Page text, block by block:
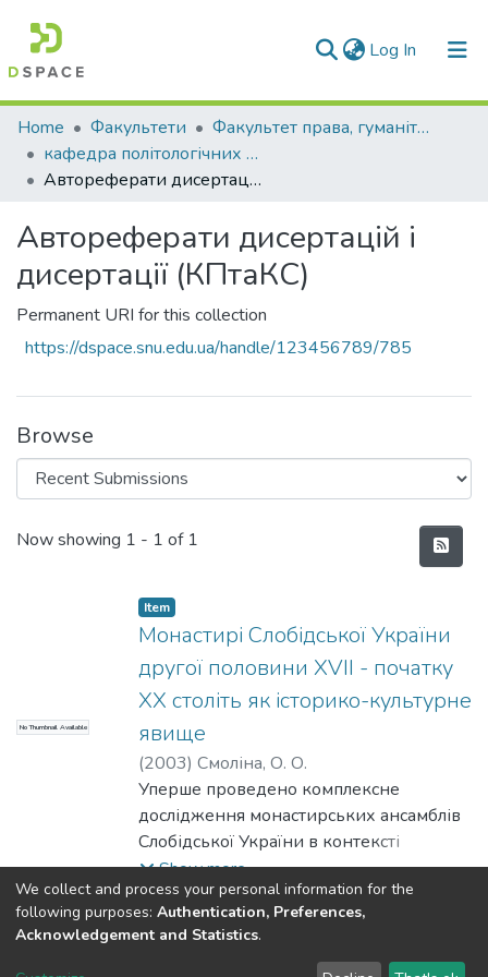
Log In (current)
Communities & Collections
All of DSpace
Home Факультети
Факультет права, гуманітарних і соціальних наук
кафедра політологічних та культурологічних студій
Автореферати дисертацій і дисертації (КПтаКС)
Автореферати дисертацій і
дисертації (КПтаКС)
Permanent URI for this collection
https://dspace.snu.edu.ua/handle/123456789/785
Browse
Recent Submissions
Now showing 1 - 1 of 1
No Thumbnail Available
Item
Монастирі Слобідської України
другої половини XVII - початку
XX століть як історико-культурне
явище
(2003) Смоліна, О. О.
Уперше проведено комплексне
дослідження монастирських ансамблів
Слобідської України в контексті
розвитку національної культури.
Здійснено хронологічну періодизацію
розвитку монастирської культури
регіону другої половини XVII - XX ст. У
Show more
Dspace & Volodymyr Dahl East Ukrainian National University
LYRASIS
We collect and process your personal information for the
following purposes: Authentication, Preferences,
Acknowledgement and Statistics.